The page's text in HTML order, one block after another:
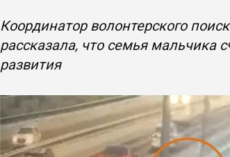
Координатор волонтерского
рассказала, что семья мальчика
развития